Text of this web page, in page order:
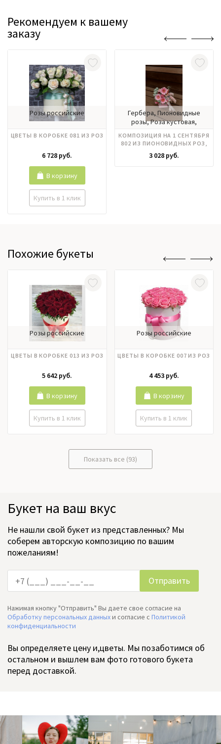
Рекомендуем к вашему
заказу
Розы российские
ЦВЕТЫ В КОРОБКЕ 081 ИЗ РОЗ
6 728 руб.
Купить в 1 клик
В корзину
Гербера, Пионовидные
розы, Роза кустовая,
КОМПОЗИЦИЯ НА 1 СЕНТЯБРЯ
802 ИЗ ПИОНОВИДНЫХ РОЗ,
ГЕРБЕР
3 028 руб.
Похожие букеты
Розы российские
ЦВЕТЫ В КОРОБКЕ 013 ИЗ РОЗ
5 642 руб.
Купить в 1 клик
В корзину
Розы российские
ЦВЕТЫ В КОРОБКЕ 007 ИЗ РОЗ
4 453 руб.
Купить в 1 клик
В корзину
Показать все (93)
Букет на ваш вкус
Не нашли свой букет из представленных? Мы
соберем авторскую композицию по вашим
пожеланиям!
Нажимая кнопку "Отправить" Вы даете свое согласие на
Обработку персональных данныхи согласие c Политикой
конфиденциальности
Вы определяете цену и,цветы. Мы позаботимся об
остальном и вышлем вам фото готового букета
перед доставкой.